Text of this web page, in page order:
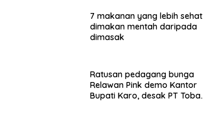
7 makanan yang lebih sehat
dimakan mentah daripada
dimasak
Ratusan pedagang bunga
Relawan Pink demo Kantor
Bupati Karo, desak PT Toba